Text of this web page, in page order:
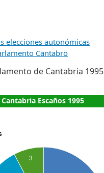
elecciones autonómicas
Cantabro
de Cantabria 1995
Cantabria Escaños 1995
3